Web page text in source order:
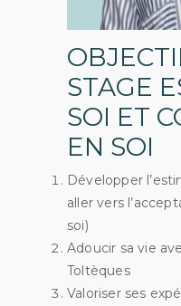
STAGE
SOI ET
EN SOI
Développer
aller vers
soi)
Adoucir sa vie
Toltèques
Valoriser ses